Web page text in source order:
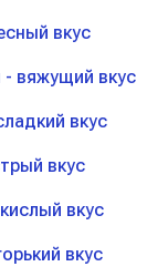
вкус
- вяжущий вкус
вкус
вкус
вкус
вкус